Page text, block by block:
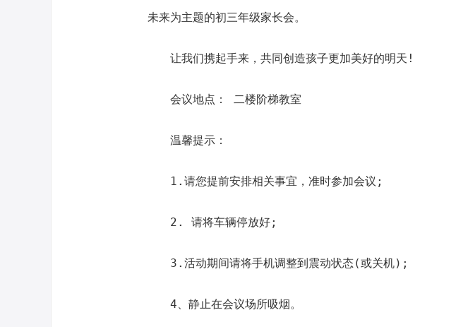
未来为主题的初三年级家长会。
让我们携起手来，共同创造孩子更加美好的明天!
会议地点： 二楼阶梯教室
温馨提示：
1.请您提前安排相关事宜，准时参加会议;
2. 请将车辆停放好;
3.活动期间请将手机调整到震动状态(或关机);
4、静止在会议场所吸烟。